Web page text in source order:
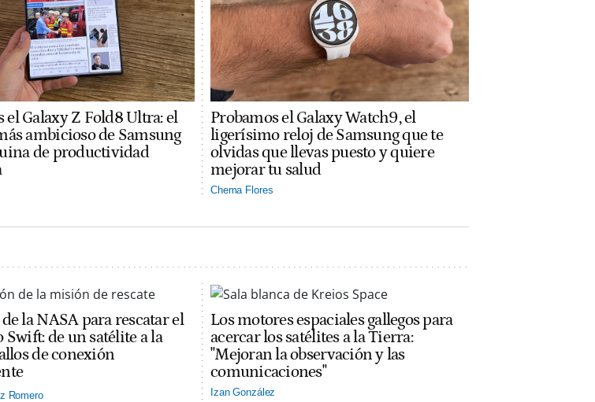
el Galaxy Z Fold8 Ultra: el
ambicioso de Samsung
de productividad
Probamos el Galaxy Watch9, el
ligerísimo reloj de Samsung que te
olvidas que llevas puesto y quiere
mejorar tu salud
Chema Flores
la NASA para rescatar el
Swift: de un satélite a la
de conexión
Romero
Los motores espaciales gallegos para
acercar los satélites a la Tierra:
"Mejoran la observación y las
comunicaciones"
Izan González